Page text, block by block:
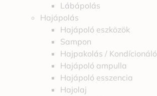
Lábápolás
Hajápolás
Hajápoló eszközök
Sampon
Hajpakolás / Kondícionáló
Hajápoló ampulla
Hajápoló esszencia
Hajolaj